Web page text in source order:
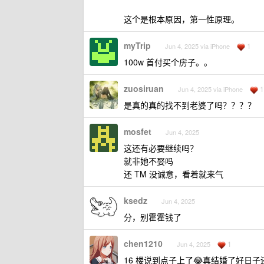
这个是根本原因，第一性原理。
myTrip Jun 4, 2025 via iPhone 1
100w 首付买个房子。。
zuosiruan Jun 4, 2025 via iPhone 1
是真的真的找不到老婆了吗？？？？
mosfet Jun 4, 2025
这还有必要继续吗？
就非她不娶吗
还 TM 没诚意，看着就来气
ksedz Jun 4, 2025
分，别霍霍钱了
chen1210 Jun 4, 2025 1
16 楼说到点子上了😂真结婚了好日子